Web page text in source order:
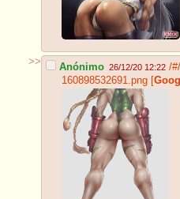
>> Anónimo 26/12/20 12:22 /#/
160898532691.png [